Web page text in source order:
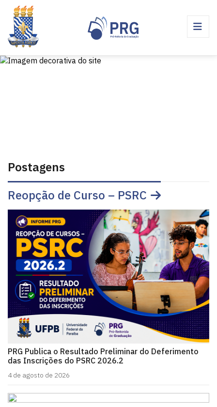
Postagens
Reopção de Curso – PSRC
PRG Publica o Resultado Preliminar do Deferimento
das Inscrições do PSRC 2026.2
4 de agosto de 2026